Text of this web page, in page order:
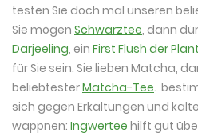
testen Sie doch mal unseren
Sie mögen Schwarztee, dann
Darjeeling, ein First Flush der
für Sie sein. Sie lieben Matcha,
beliebtesterMatcha-Tee.
sich gegen Erkältungen und
wappnen: Ingwertee hilft gut